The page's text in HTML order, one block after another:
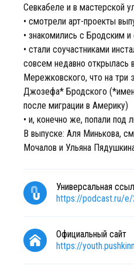
Севкабеле и в мастерской
• смотрели арт-проекты
• знакомились с Бродским
• стали соучастниками
совсем недавно открылась
Мережковского, что на три
Джозефа* Бродского
после миграции в Америку)
• и, конечно же, попали под
В выпуске: Аля Минькова,
Мочалов и Ульяна
Универсальная
https://podcast.ru/
Официальный сайт
https://